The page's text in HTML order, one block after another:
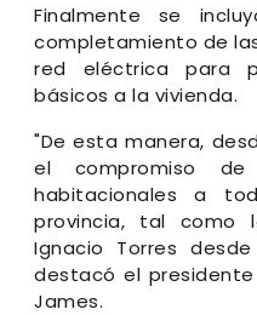
Finalmente se
completamiento de
red eléctrica para
básicos a la vivienda.
"De esta manera,
el compromiso de
habitacionales a
provincia, tal como
Ignacio Torres
destacó el presidente
James.